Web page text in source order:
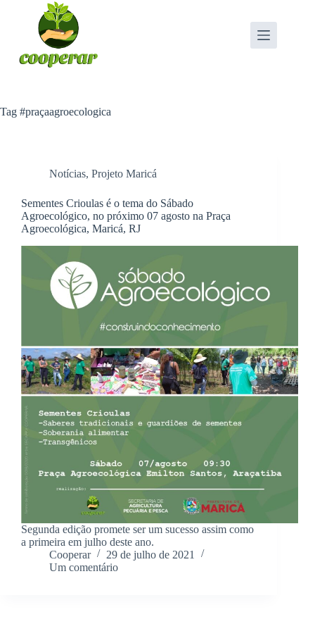
Tag #praçaagroecologica
Notícias, Projeto Maricá
Sementes Crioulas é o tema do Sábado
Agroecológico, no próximo 07 agosto na Praça
Agroecológica, Maricá, RJ
Segunda edição promete ser um sucesso assim como
a primeira em julho deste ano.
Cooperar
29 de julho de 2021
Um comentário